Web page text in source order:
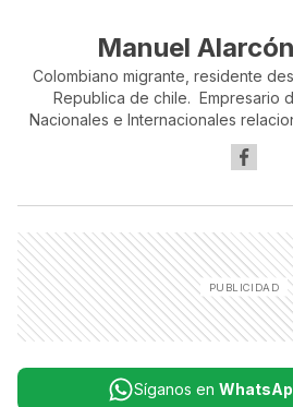
Manuel
Colombiano migrante, residente
Republica de chile. Empresario
Nacionales e Internacionales
deporte, y la Cultura en
"Coordinadora Nacional Migrante"
organización Gremial nació la
Migrantes". Organizador y promotor de la Carrera Atlética
"Corrida de las Naciones",
2016, 2017 y 2018, 2019, en
Migrante". Exconcejero en dos
Nacional de Migrantes de la
Síganos en